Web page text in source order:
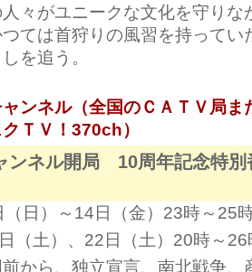
々がユニークな文化を守りな
ては首狩りの風習を持ってい
を追う。
ャンネル（全国のＣＡＴＶ局
ＴＶ！370ch）
ンネル開局 10周年記念特
（日）～14日（金）23時～25
（土）、22日（土）20時～26
から、独立宣言、南北戦争、